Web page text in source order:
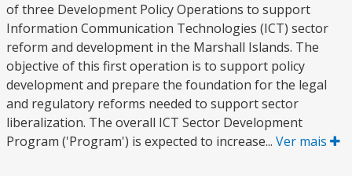
of three Development Policy Operations to support
Information Communication Technologies (ICT) sector
reform and development in the Marshall Islands. The
objective of this first operation is to support policy
development and prepare the foundation for the legal
and regulatory reforms needed to support sector
liberalization. The overall ICT Sector Development
Program ('Program') is expected to increase... Ver mais